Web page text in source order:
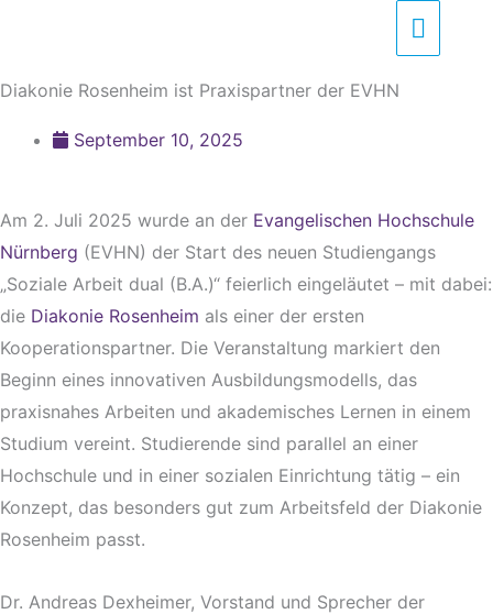
springen
Diakonie Rosenheim ist Praxispartner der EVHN
September 10, 2025
Am 2. Juli 2025 wurde an der Evangelischen Hochschule
Nürnberg (EVHN) der Start des neuen Studiengangs
„Soziale Arbeit dual (B.A.)“ feierlich eingeläutet – mit dabei:
die Diakonie Rosenheim als einer der ersten
Kooperationspartner. Die Veranstaltung markiert den
Beginn eines innovativen Ausbildungsmodells, das
praxisnahes Arbeiten und akademisches Lernen in einem
Studium vereint. Studierende sind parallel an einer
Hochschule und in einer sozialen Einrichtung tätig – ein
Konzept, das besonders gut zum Arbeitsfeld der Diakonie
Rosenheim passt.
Dr. Andreas Dexheimer, Vorstand und Sprecher der